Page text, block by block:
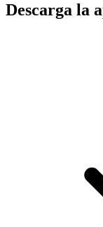
Descarga la